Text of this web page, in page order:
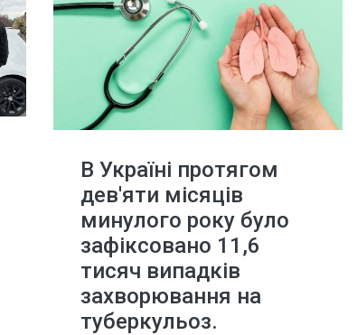
В Україні протягом
дев'яти місяців
минулого року було
зафіксовано 11,6
тисяч випадків
захворювання на
туберкульоз.